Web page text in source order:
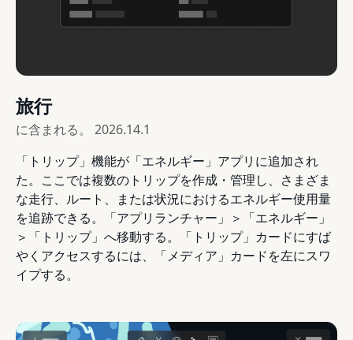
旅行
に含まれる。 2026.14.1
「トリップ」機能が「エネルギー」アプリに追加され
た。ここでは複数のトリップを作成・管理し、さまざま
な走行、ルート、または状況におけるエネルギー使用量
を追跡できる。「アプリランチャー」＞「エネルギー」
＞「トリップ」へ移動する。「トリップ」カードにすば
やくアクセスするには、「メディア」カードを左にスワ
イプする。